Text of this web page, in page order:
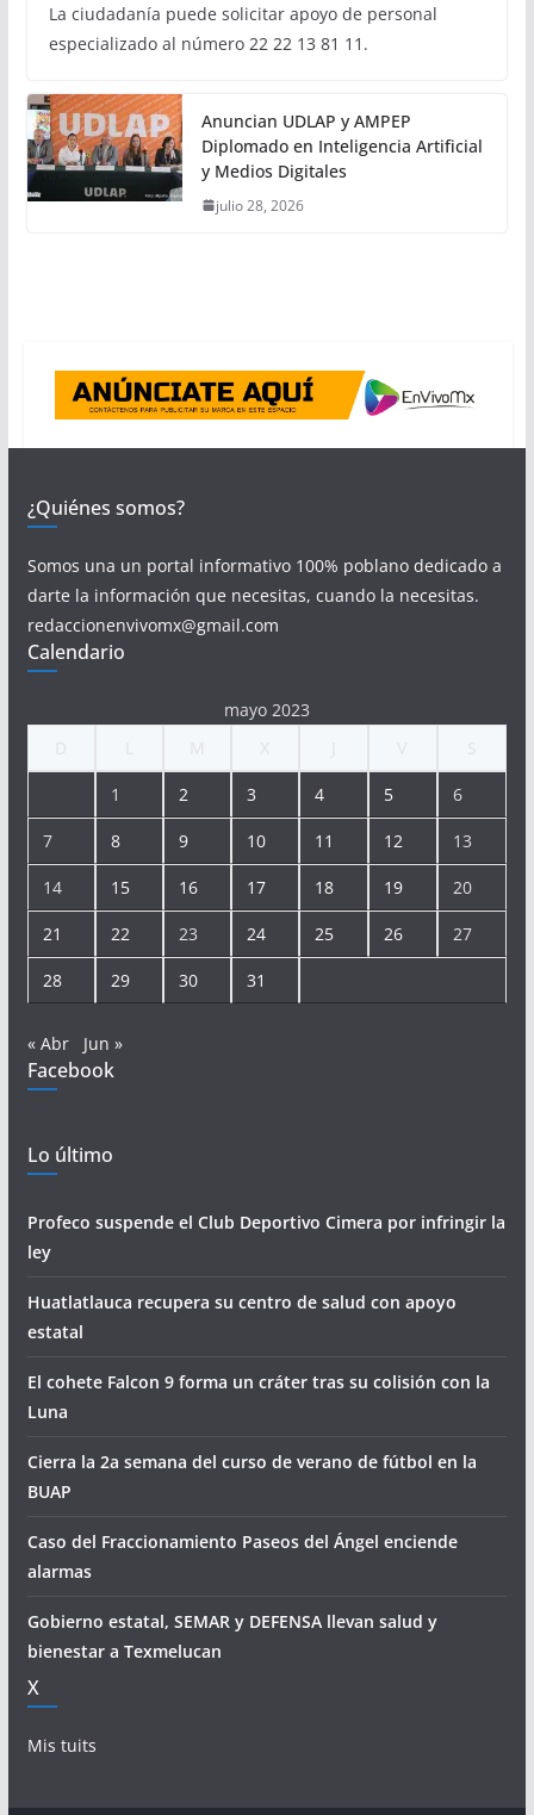
La ciudadanía puede solicitar apoyo de personal
especializado al número 22 22 13 81 11.
Anuncian UDLAP y AMPEP
Diplomado en Inteligencia Artificial
y Medios Digitales
julio 28, 2026
¿Quiénes somos?
Somos una un portal informativo 100% poblano dedicado a
darte la información que necesitas, cuando la necesitas.
redaccionenvivomx@gmail.com
Calendario
mayo 2023
1 2 3 4 5 6
7 8 9 10 11 12 13
14 15 16 17 18 19 20
21 22 23 24 25 26 27
28 29 30 31
« Abr Jun »
Facebook
Lo último
Profeco suspende el Club Deportivo Cimera por infringir la
ley
Huatlatlauca recupera su centro de salud con apoyo
estatal
El cohete Falcon 9 forma un cráter tras su colisión con la
Luna
Cierra la 2a semana del curso de verano de fútbol en la
BUAP
Caso del Fraccionamiento Paseos del Ángel enciende
alarmas
Gobierno estatal, SEMAR y DEFENSA llevan salud y
bienestar a Texmelucan
X
Mis tuits